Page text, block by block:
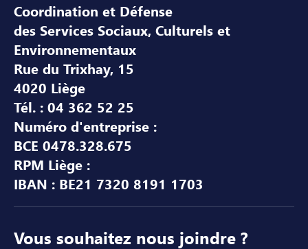
Coordination et Défense
des Services Sociaux, Culturels et
Environnementaux
Rue du Trixhay, 15
4020 Liège
Tél. : 04 362 52 25
Numéro d'entreprise :
BCE 0478.328.675
RPM Liège :
IBAN : BE21 7320 8191 1703
Vous souhaitez nous joindre ?